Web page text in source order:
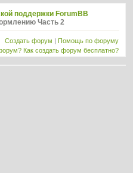
поддержки ForumBB
Часть 2
Создать форум |Помощь по форуму